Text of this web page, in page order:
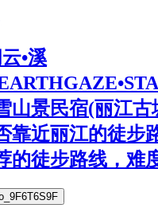
•溪
山景民宿(丽江古
靠近丽江的徒步
的徒步路线，难